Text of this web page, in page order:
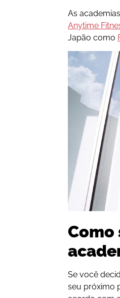
As
Anytime
Japão como
Como
Se você
seu próximo